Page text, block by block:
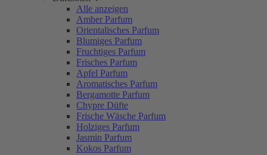
Alle anzeigen
Amber Parfum
Orientalisches Parfum
Blumiges Parfum
Fruchtiges Parfum
Frisches Parfum
Apfel Parfum
Aromatisches Parfum
Bergamotte Parfum
Chypre Düfte
Frische Wäsche Parfum
Holziges Parfum
Jasmin Parfum
Kokos Parfum